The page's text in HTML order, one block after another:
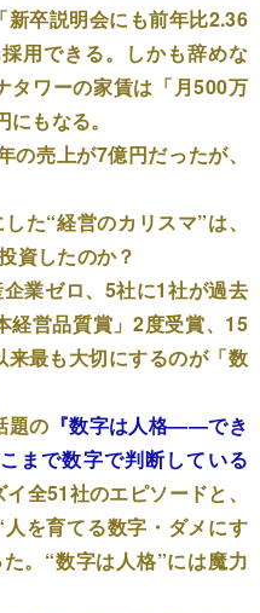
卒説明会にも前年比2.36
用できる。しかも辞めな
タワーの家賃は「月500万
もなる。
売上が7億円だったが、
た“経営のカリスマ”は、
資したのか？
業ゼロ、5社に1社が過去
経営品質賞」2度受賞、15
最も大切にするのが「数
題の 『数字は人格――でき
まで数字で判断している
全51社のエピソードと、
を育てる数字・ダメにす
。“数字は人格”には魔力